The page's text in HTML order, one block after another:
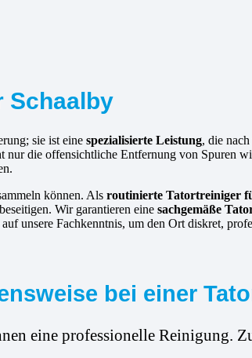
Schaalby
sie ist eine spezialisierte Leistung, die
die offensichtliche Entfernung von Spuren
können. Als routinierte Tatortreiniger
Wir garantieren eine sachgemäße
unsere Fachkenntnis, um den Ort diskret,
bei einer
eine professionelle Reinigung.